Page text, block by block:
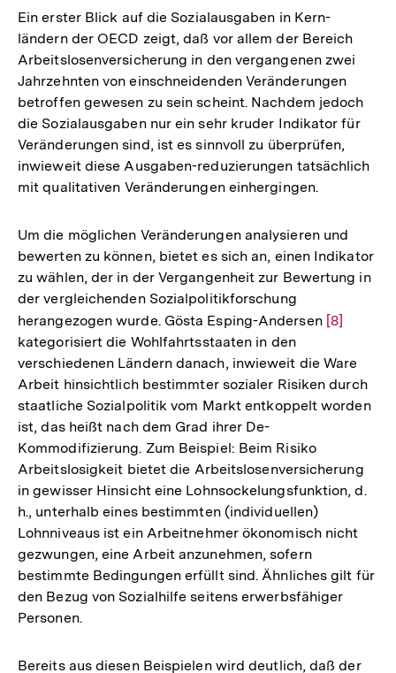
Ein erster Blick auf die Sozialausgaben in Kern-
ländern der OECD zeigt, daß vor allem der Bereich
Arbeitslosenversicherung in den vergangenen zwei
Jahrzehnten von einschneidenden Veränderungen
betroffen gewesen zu sein scheint. Nachdem jedoch
die Sozialausgaben nur ein sehr kruder Indikator für
Veränderungen sind, ist es sinnvoll zu überprüfen,
inwieweit diese Ausgaben-reduzierungen tatsächlich
mit qualitativen Veränderungen einhergingen.
Um die möglichen Veränderungen analysieren und
bewerten zu können, bietet es sich an, einen Indikator
zu wählen, der in der Vergangenheit zur Bewertung in
der vergleichenden Sozialpolitikforschung
herangezogen wurde. Gösta Esping-Andersen Zur
der
Fußnote
[8]
kategorisiert die Wohlfahrtsstaaten in den
verschiedenen Ländern danach, inwieweit die Ware
Arbeit hinsichtlich bestimmter sozialer Risiken durch
staatliche Sozialpolitik vom Markt entkoppelt worden
ist, das heißt nach dem Grad ihrer De-
Kommodifizierung. Zum Beispiel: Beim Risiko
Arbeitslosigkeit bietet die Arbeitslosenversicherung
in gewisser Hinsicht eine Lohnsockelungsfunktion, d.
h., unterhalb eines bestimmten (individuellen)
Lohnniveaus ist ein Arbeitnehmer ökonomisch nicht
gezwungen, eine Arbeit anzunehmen, sofern
bestimmte Bedingungen erfüllt sind. Ähnliches gilt für
den Bezug von Sozialhilfe seitens erwerbsfähiger
Personen.
Bereits aus diesen Beispielen wird deutlich, daß der